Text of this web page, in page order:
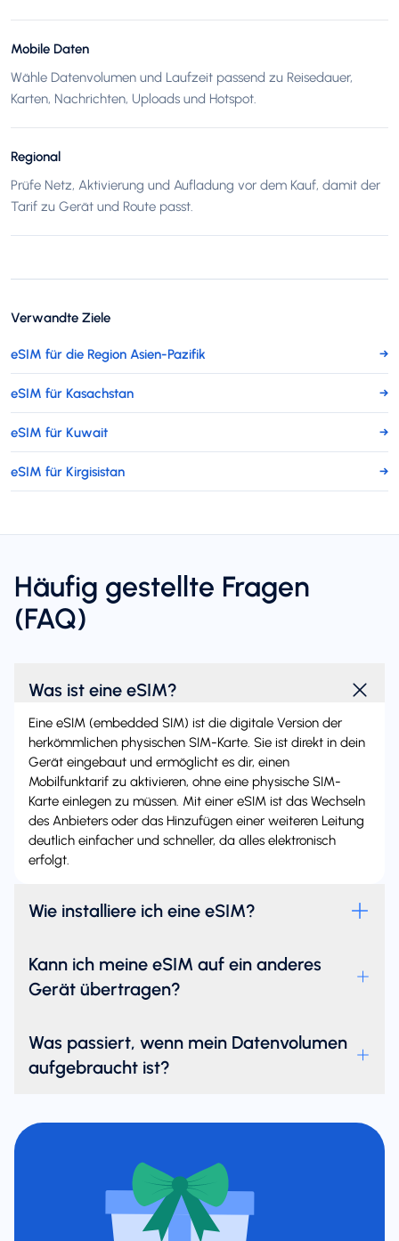
Mobile Daten
Wähle Datenvolumen und Laufzeit passend zu Reisedauer,
Karten, Nachrichten, Uploads und Hotspot.
Regional
Prüfe Netz, Aktivierung und Aufladung vor dem Kauf, damit der
Tarif zu Gerät und Route passt.
Verwandte Ziele
eSIM für die Region Asien-Pazifik →
eSIM für Kasachstan →
eSIM für Kuwait →
eSIM für Kirgisistan →
Häufig gestellte Fragen
(FAQ)
Was ist eine eSIM?
Eine eSIM (embedded SIM) ist die digitale Version der
herkömmlichen physischen SIM-Karte. Sie ist direkt in dein
Gerät eingebaut und ermöglicht es dir, einen
Mobilfunktarif zu aktivieren, ohne eine physische SIM-
Karte einlegen zu müssen. Mit einer eSIM ist das Wechseln
des Anbieters oder das Hinzufügen einer weiteren Leitung
deutlich einfacher und schneller, da alles elektronisch
erfolgt.
Wie installiere ich eine eSIM?
Kann ich meine eSIM auf ein anderes
Gerät übertragen?
Was passiert, wenn mein Datenvolumen
aufgebraucht ist?